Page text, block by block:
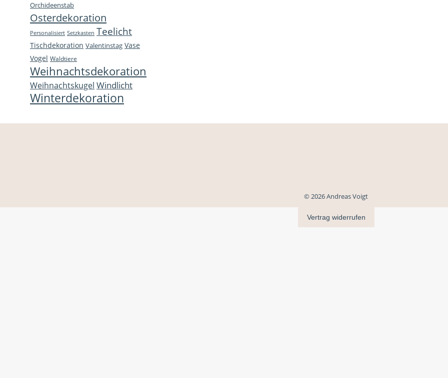
Orchideenstab
Osterdekoration
Personalisiert Setzkasten Teelicht
Tischdekoration Valentinstag Vase
Vogel Waldtiere
Weihnachtsdekoration
Weihnachtskugel Windlicht
Winterdekoration
© 2026 Andreas Voigt
Vertrag widerrufen